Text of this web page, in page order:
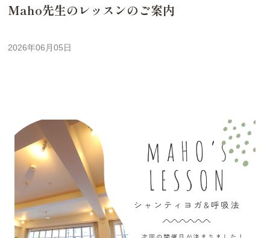
Maho先生のレッスンのご案内
2026年06月05日